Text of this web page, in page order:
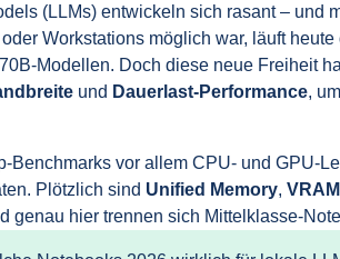
(LLMs) entwickeln sich rasant – und
Workstations möglich war, läuft heute
Doch diese neue Freiheit
und Dauerlast‑Performance,
vor allem CPU‑ und
Plötzlich sind Unified Memory,
genau hier trennen sich